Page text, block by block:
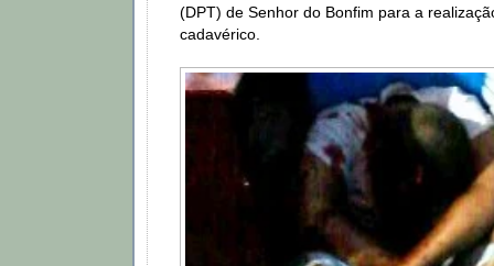
(DPT) de Senhor do Bonfim para a
cadavérico.